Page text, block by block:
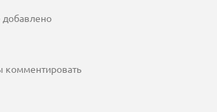
добавлено
комментировать